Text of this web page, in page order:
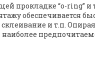
прокладке “o-ring” и
обеспечивается
и т.п.